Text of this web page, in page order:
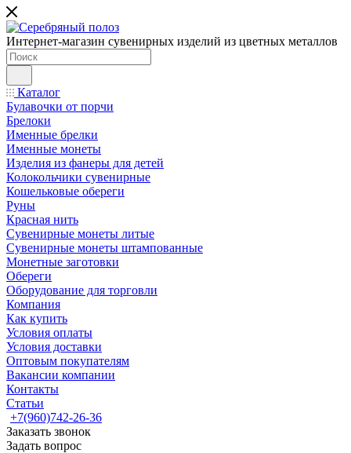
Интернет-магазин сувенирных изделий из цветных металлов
Каталог
Булавочки от порчи
Брелоки
Именные брелки
Именные монеты
Изделия из фанеры для детей
Колокольчики сувенирные
Кошельковые обереги
Руны
Красная нить
Сувенирные монеты литые
Сувенирные монеты штампованные
Монетные заготовки
Обереги
Оборудование для торговли
Компания
Как купить
Условия оплаты
Условия доставки
Оптовым покупателям
Вакансии компании
Контакты
Статьи
+7(960)742-26-36
Заказать звонок
Задать вопрос